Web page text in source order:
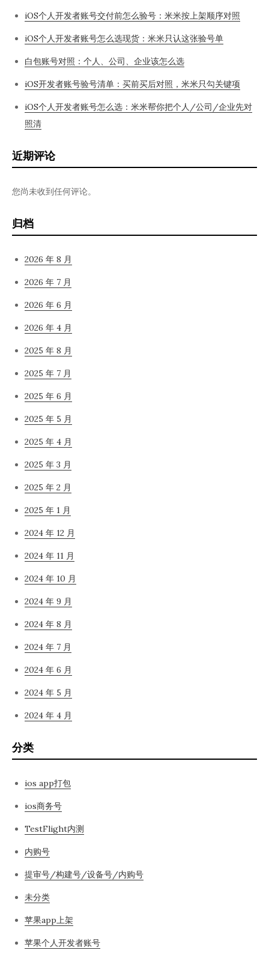
iOS个人开发者账号交付前怎么验号：米米按上架顺序对照
iOS个人开发者账号怎么选现货：米米只认这张验号单
白包账号对照：个人、公司、企业该怎么选
iOS开发者账号验号清单：买前买后对照，米米只勾关键项
iOS个人开发者账号怎么选：米米帮你把个人/公司/企业先对
照清
近期评论
您尚未收到任何评论。
归档
2026 年 8 月
2026 年 7 月
2026 年 6 月
2026 年 4 月
2025 年 8 月
2025 年 7 月
2025 年 6 月
2025 年 5 月
2025 年 4 月
2025 年 3 月
2025 年 2 月
2025 年 1 月
2024 年 12 月
2024 年 11 月
2024 年 10 月
2024 年 9 月
2024 年 8 月
2024 年 7 月
2024 年 6 月
2024 年 5 月
2024 年 4 月
分类
ios app打包
ios商务号
TestFlight内测
内购号
提审号/构建号/设备号/内购号
未分类
苹果app上架
苹果个人开发者账号